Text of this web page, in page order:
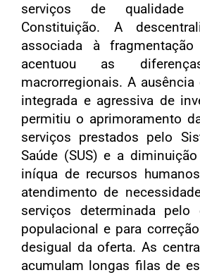
serviços de qualidade
Constituição. A
associada à
acentuou as
macrorregionais. A
integrada e agressiva de
permitiu o aprimoramento
serviços prestados pelo
Saúde (SUS) e a
iníqua de recursos
atendimento de
serviços determinada pelo
populacional e para
desigual da oferta. As
acumulam longas filas de